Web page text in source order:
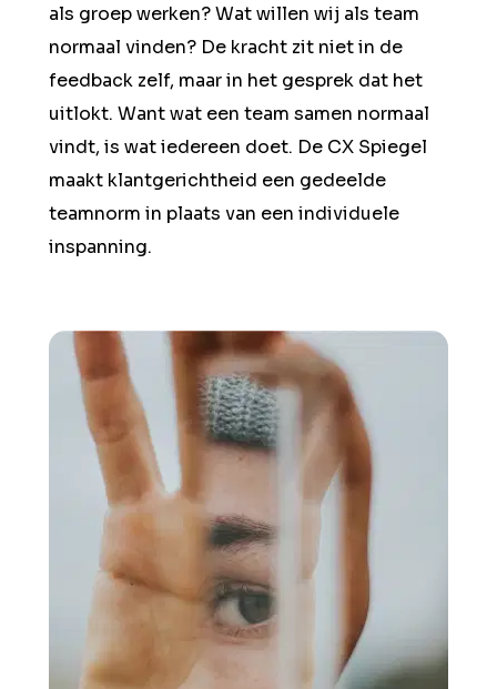
als groep werken? Wat willen wij als team
normaal vinden? De kracht zit niet in de
feedback zelf, maar in het gesprek dat het
uitlokt. Want wat een team samen normaal
vindt, is wat iedereen doet. De CX Spiegel
maakt klantgerichtheid een gedeelde
teamnorm in plaats van een individuele
inspanning.